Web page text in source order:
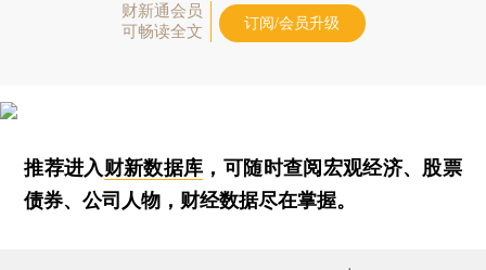
财新通会员
可畅读全文
订阅/会员升级
推荐进入财新数据库 ，可随时查阅宏观经济、股票
债券、公司人物，财经数据尽在掌握。